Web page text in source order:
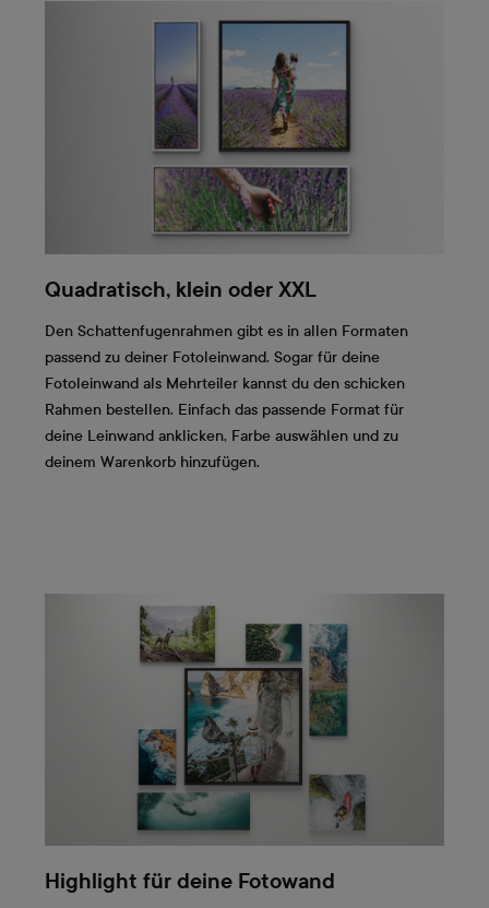
Quadratisch, klein oder XXL
Den Schattenfugenrahmen gibt es in allen Formaten
passend zu deiner Fotoleinwand. Sogar für deine
Fotoleinwand als Mehrteiler kannst du den schicken
Rahmen bestellen. Einfach das passende Format für
deine Leinwand anklicken, Farbe auswählen und zu
deinem Warenkorb hinzufügen.
Highlight für deine Fotowand